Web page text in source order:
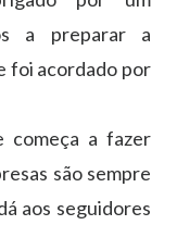
a preparar a
foi acordado por
começa a fazer
são sempre
aos seguidores